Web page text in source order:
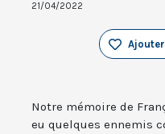
21/04/2022
Notre mémoire de
eu quelques ennemis